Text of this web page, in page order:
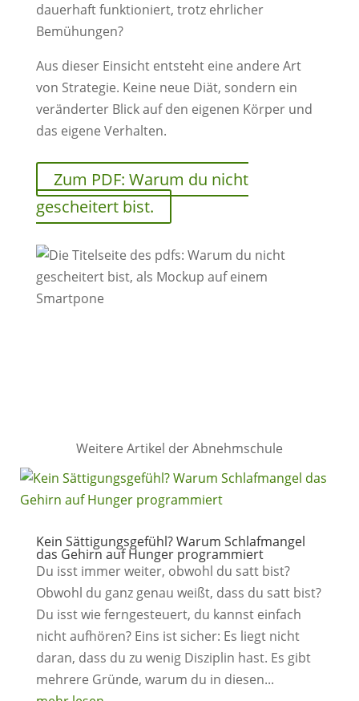
dauerhaft funktioniert, trotz ehrlicher
Bemühungen?
Aus dieser Einsicht entsteht eine andere Art
von Strategie. Keine neue Diät, sondern ein
veränderter Blick auf den eigenen Körper und
das eigene Verhalten.
Zum PDF: Warum du nicht
gescheitert bist.
Weitere Artikel der Abnehmschule
Kein Sättigungsgefühl? Warum Schlafmangel
das Gehirn auf Hunger programmiert
Du isst immer weiter, obwohl du satt bist?
Obwohl du ganz genau weißt, dass du satt bist?
Du isst wie ferngesteuert, du kannst einfach
nicht aufhören? Eins ist sicher: Es liegt nicht
daran, dass du zu wenig Disziplin hast. Es gibt
mehrere Gründe, warum du in diesen...